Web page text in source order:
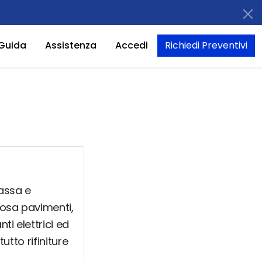
Assistenza Accedi Richiedi Preventivi
e
pavimenti,
elettrici ed
rifiniture